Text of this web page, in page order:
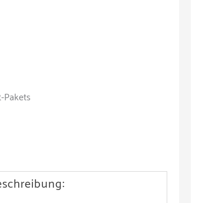
Pakets